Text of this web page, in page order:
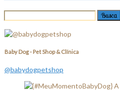
Baby Dog - Pet Shop & Clínica
@babydogpetshop